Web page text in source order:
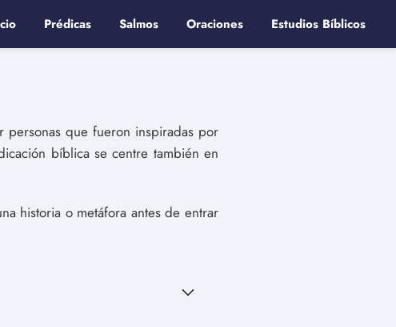
Prédicas Salmos Oraciones Estudios Bíblicos
personas que fueron inspiradas por
bíblica se centre también en
historia o metáfora antes de entrar